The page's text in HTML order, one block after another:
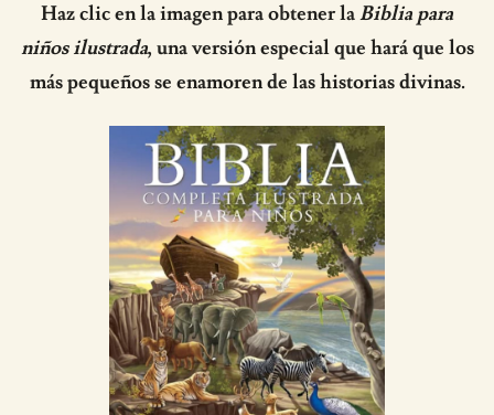
Haz clic en la imagen para obtener laBiblia para
niños ilustrada, una versión especial que hará que los
más pequeños se enamoren de las historias divinas.